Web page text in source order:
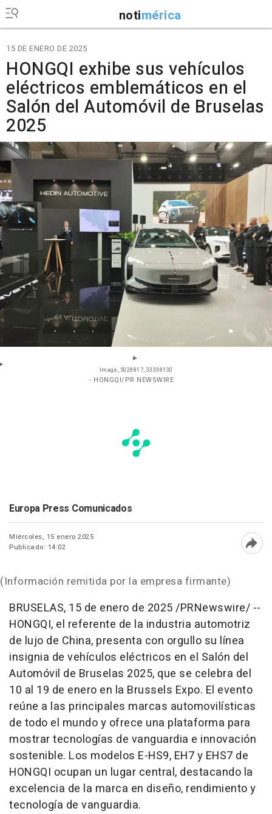
notimérica
15 DE ENERO DE 2025
HONGQI exhibe sus vehículos
eléctricos emblemáticos en el
Salón del Automóvil de Bruselas
2025
Image_5028817_33338130
- HONGQI/PR NEWSWIRE
Europa Press Comunicados
Miércoles, 15 enero 2025
Publicado: 14:02
(Información remitida por la empresa firmante)
BRUSELAS, 15 de enero de 2025/PRNewswire/ --
HONGQI, el referente de la industria automotriz
de lujo de China, presenta con orgullo su línea
insignia de vehículos eléctricos en el Salón del
Automóvil de Bruselas 2025, que se celebra del
10 al 19 de enero en la Brussels Expo. El evento
reúne a las principales marcas automovilísticas
de todo el mundo y ofrece una plataforma para
mostrar tecnologías de vanguardia e innovación
sostenible. Los modelos E-HS9, EH7 y EHS7 de
HONGQI ocupan un lugar central, destacando la
excelencia de la marca en diseño, rendimiento y
tecnología de vanguardia.